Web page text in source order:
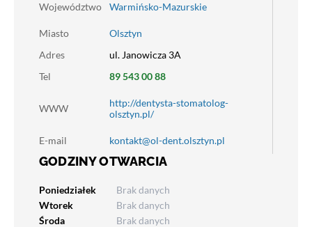
Województwo Warmińsko-Mazurskie
Miasto
Olsztyn
Adres
ul. Janowicza 3A
Tel
89 543 00 88
WWW
http://dentysta-stomatolog-
olsztyn.pl/
E-mail kontakt@ol-dent.olsztyn.pl
GODZINY OTWARCIA
Poniedziałek
Brak danych
Wtorek
Brak danych
Środa
Brak danych